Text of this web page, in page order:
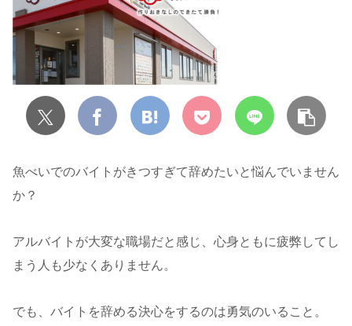
魚べいでのバイトがきつすぎて辞めたいと悩んでいません
か？
アルバイトが大変な職場だと感じ、心身ともに疲弊してし
まう人も少なくありません。
でも、バイトを辞める決心をするのは勇気のいること。